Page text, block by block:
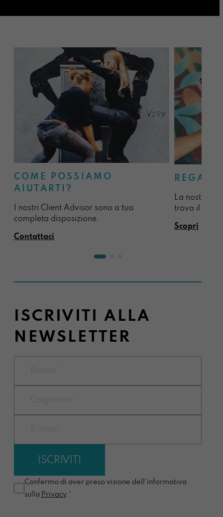
COME POSSIAMO
AIUTARTI?
I nostri Client Advisor sono a tua
completa disposizione.
Contattaci
La nostra
trova il
Scopri
ISCRIVITI ALLA
NEWSLETTER
Confermo di aver preso visione dell'informativa
sulla Privacy.*